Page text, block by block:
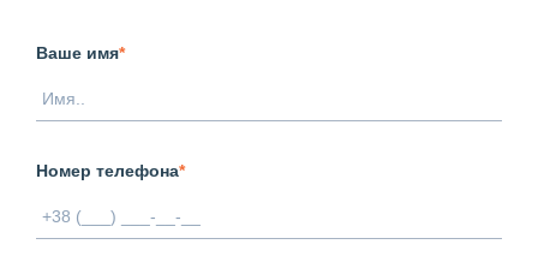
Ваше имя*
Номер телефона*